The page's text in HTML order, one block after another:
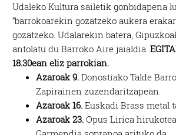
Udaleko Kultura sailetik gonbidapena
“barrokoarekin gozatzeko aukera
gozatzeko. Udalarekin batera,
antolatu du Barroko Aire jaialdia.
18.30ean eliz parrokian.
Azaroak 9. Donostiako Talde
Zapirainen zuzendaritzapean.
Azaroak 16. Euskadi Brass metal
Azaroak 23. Opus Lirica